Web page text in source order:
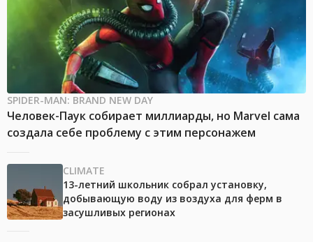
SPIDER-MAN: BRAND NEW DAY
Человек-Паук собирает миллиарды, но Marvel сама
создала себе проблему с этим персонажем
CLIMATE
13-летний школьник собрал установку,
добывающую воду из воздуха для ферм в
засушливых регионах